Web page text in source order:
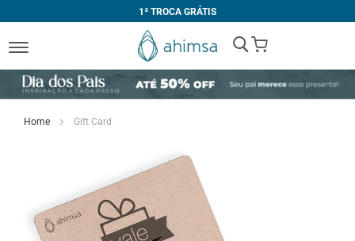
1ª TROCA GRÁTIS
My Cart
Home Gift Card